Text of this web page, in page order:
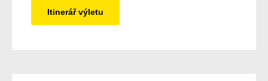
Itinerář výletu